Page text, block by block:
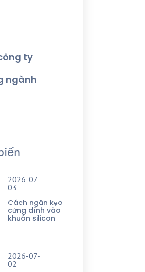
ty
ngành
2026-07-
03
Cách ngăn kẹo
cứng dính vào
khuôn silicon
2026-07-
02